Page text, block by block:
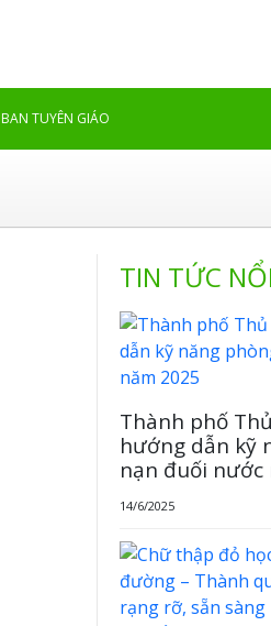
BAN TUYÊN GIÁO
TIN TỨC
Thành phố
hướng dẫn kỹ
nạn đuối nước
14/6/2025